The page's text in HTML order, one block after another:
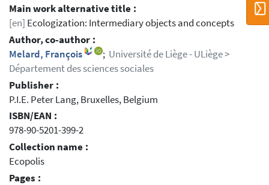
Main work alternative title :
[en] Ecologization: Intermediary objects and concepts
Author, co-author :
Melard, François
; Université de Liège - ULiège >
Département des sciences sociales
Publisher :
P.I.E. Peter Lang, Bruxelles, Belgium
ISBN/EAN :
978-90-5201-399-2
Collection name :
Ecopolis
Pages :